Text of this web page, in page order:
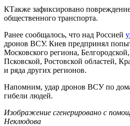
КТакже зафиксировано
общественного транспорта.
Ранее сообщалось, что над Россией
дронов ВСУ. Киев предпринял
Московского региона,
Псковской, Ростовской областей,
и ряда других регионов.
Напомним, удар дронов ВСУ по
гибели людей.
Изображение сгенерировано с
Неклюдова